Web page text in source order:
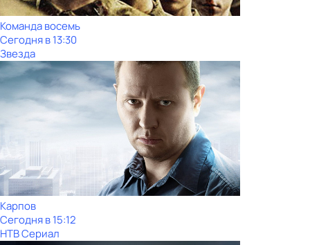
Команда восемь
Сегодня в 13:30
Звезда
Карпов
Сегодня в 15:12
НТВ Сериал